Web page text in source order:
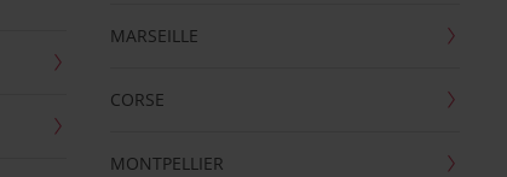
MARSEILLE
CORSE
MONTPELLIER